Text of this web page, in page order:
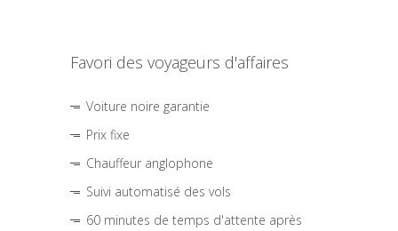
Favori des voyageurs d'affaires
Voiture noire garantie
Prix fixe
Chauffeur anglophone
Suivi automatisé des vols
60 minutes de temps d'attente après